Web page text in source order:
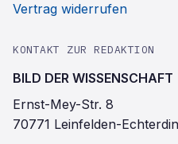
Vertrag widerrufen
KONTAKT ZUR REDAKTION
BILD DER WISSENSCHAFT
Ernst-Mey-Str. 8
70771 Leinfelden-